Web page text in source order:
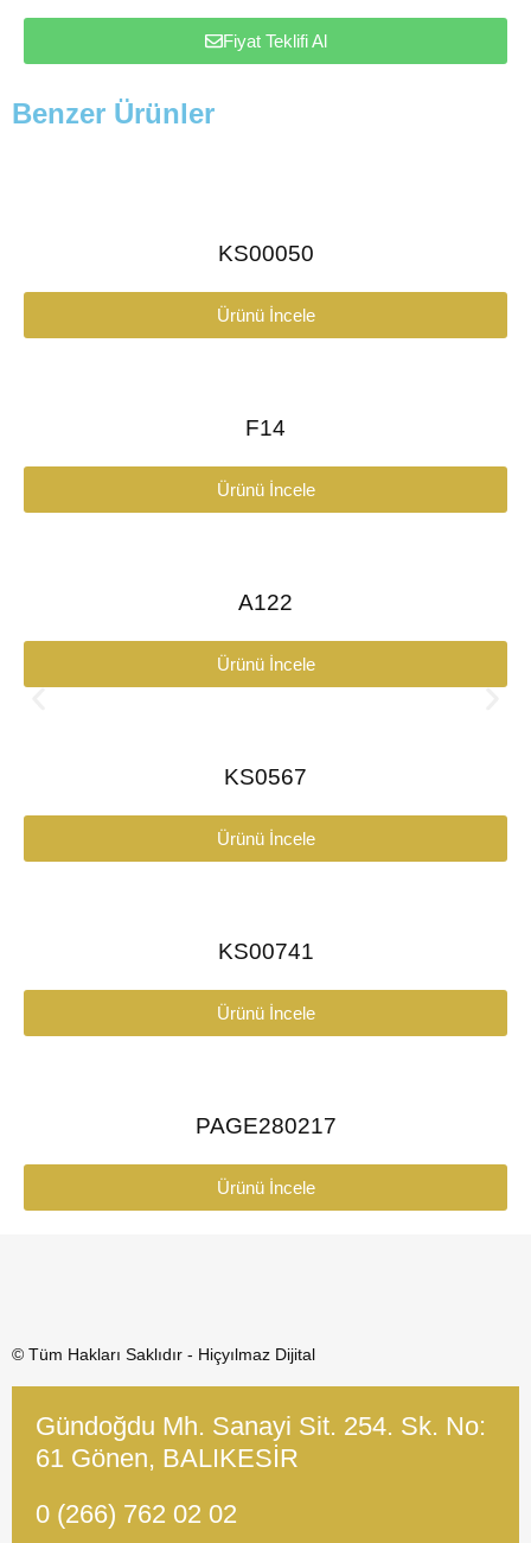
Fiyat Teklifi Al
Benzer Ürünler
KS00050
Ürünü İncele
F14
Ürünü İncele
A122
Ürünü İncele
KS0567
Ürünü İncele
KS00741
Ürünü İncele
PAGE280217
Ürünü İncele
© Tüm Hakları Saklıdır - Hiçyılmaz Dijital
Gündoğdu Mh. Sanayi Sit. 254. Sk. No:
61 Gönen, BALIKESİR
0 (266) 762 02 02